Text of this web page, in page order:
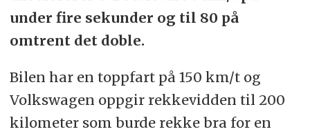
under fire sekunder og til 80 på
omtrent det doble.
Bilen har en toppfart på 150 km/t og
Volkswagen oppgir rekkevidden til 200
kilometer som burde rekke bra for en